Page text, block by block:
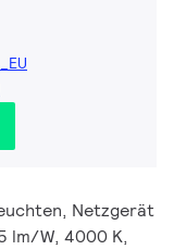
Netzgerät
lm/W, 4000 K,